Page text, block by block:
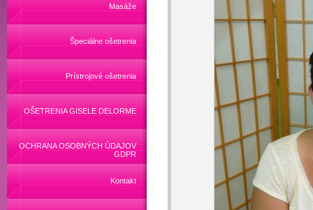
Masáže
Špeciálne ošetrenia
Prístrojové ošetrenia
OŠETRENIA GISELE DELORME
OCHRANA OSOBNÝCH ÚDAJOV
GDPR
Kontakt